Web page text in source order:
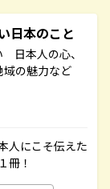
日本のこと
日本人の心、
の魅力など
人にこそ伝えた
冊！